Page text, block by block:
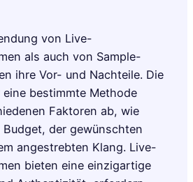
von Live-
als auch von Sample-
ihre Vor- und Nachteile. Die
bestimmte Methode
Faktoren ab, wie
der gewünschten
angestrebten Klang. Live-
bieten eine einzigartige